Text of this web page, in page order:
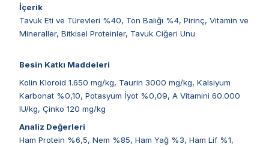
İçerik
Tavuk Eti ve Türevleri %40, Ton Balığı %4, Pirinç, Vitamin ve
Mineraller, Bitkisel Proteinler, Tavuk Ciğeri Unu
Besin Katkı Maddeleri
Kolin Kloroid 1.650 mg/kg, Taurin 3000 mg/kg, Kalsiyum
Karbonat %0,10, Potasyum İyot %0,09, A Vitamini 60.000
IU/kg, Çinko 120 mg/kg
Analiz Değerleri
Ham Protein %6,5, Nem %85, Ham Yağ %3, Ham Lif %1,